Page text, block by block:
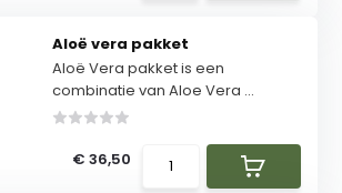
Aloë vera pakket
Aloë Vera pakket is een
combinatie van Aloe Vera ...
€ 36,50